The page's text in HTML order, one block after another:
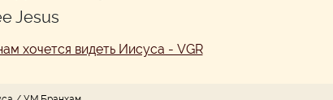
Jesus
хочется видеть Иисуса - VGR